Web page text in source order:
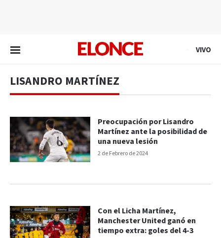
VIVO
LISANDRO MARTÍNEZ
2 de Febrero de 2024
Preocupación por Lisandro
Martínez ante la posibilidad de
una nueva lesión
Con el Licha Martínez,
Manchester United ganó en
tiempo extra: goles del 4-3